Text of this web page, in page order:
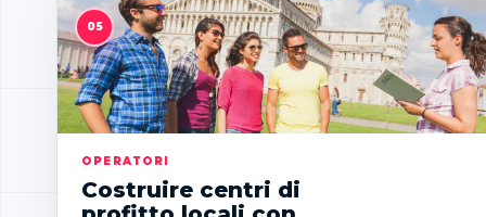
OPERATORI
Costruire centri di